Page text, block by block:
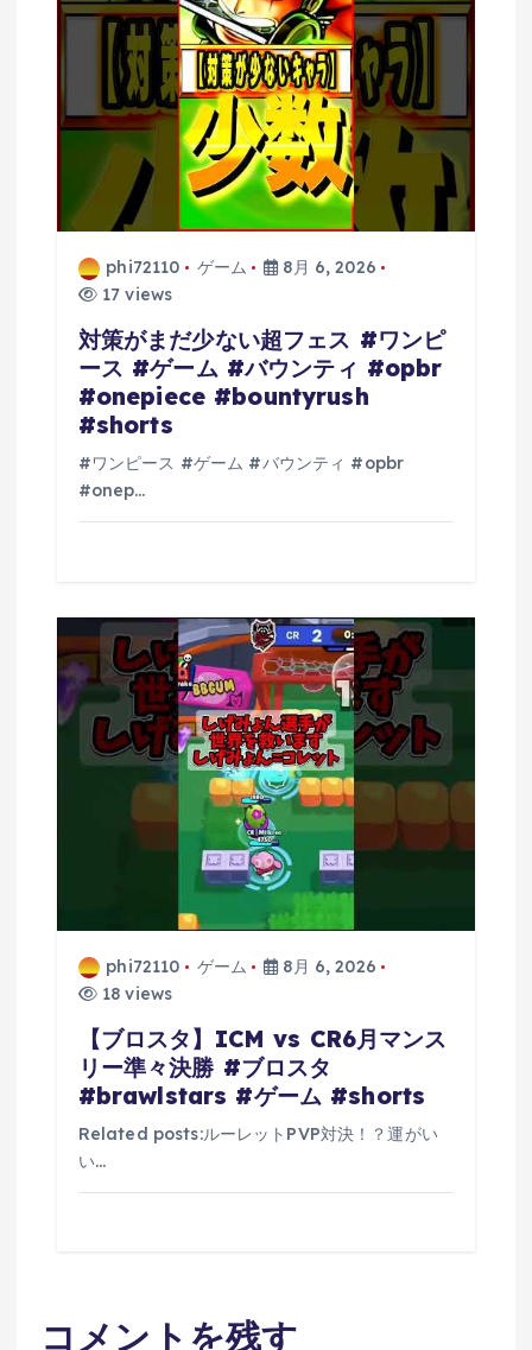
phi72110 ゲーム
8月 6, 2026
17 views
対策がまだ少ない超フェス #ワンピ
ース #ゲーム #バウンティ #opbr
#onepiece #bountyrush
#shorts
#ワンピース #ゲーム #バウンティ #opbr
#onep…
phi72110 ゲーム
8月 6, 2026
18 views
【ブロスタ】ICM vs CR6月マンス
リー準々決勝 #ブロスタ
#brawlstars #ゲーム #shorts
Related posts:ルーレットPVP対決！？運がい
い…
コメントを残す